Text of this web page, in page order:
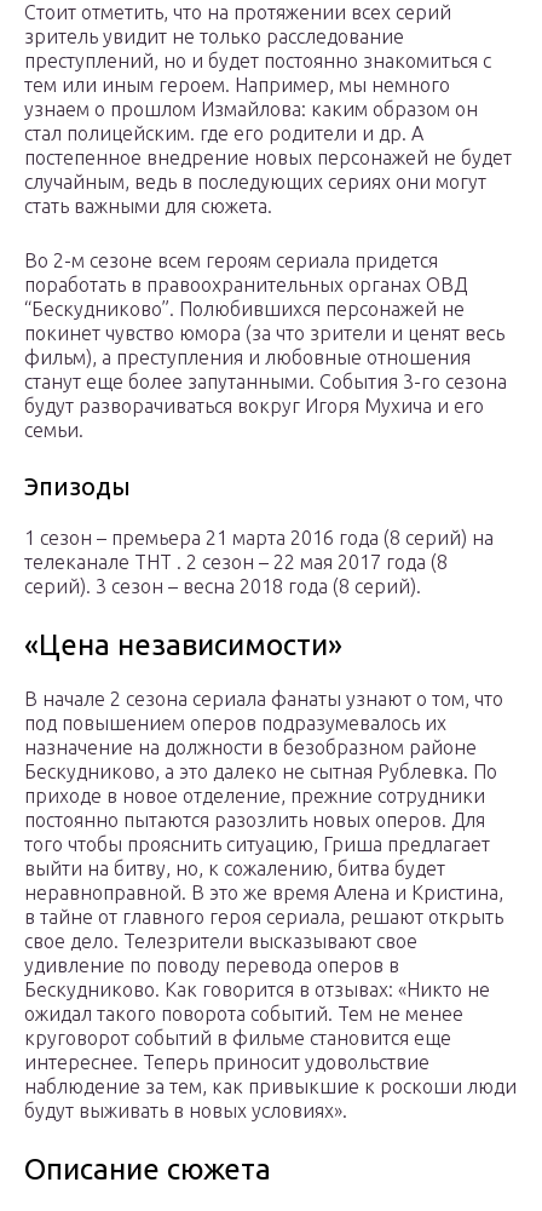
Стоит отметить, что на протяжении всех серий
зритель увидит не только расследование
преступлений, но и будет постоянно знакомиться с
тем или иным героем. Например, мы немного
узнаем о прошлом Измайлова: каким образом он
стал полицейским. где его родители и др. А
постепенное внедрение новых персонажей не будет
случайным, ведь в последующих сериях они могут
стать важными для сюжета.
Во 2-м сезоне всем героям сериала придется
поработать в правоохранительных органах ОВД
“Бескудниково”. Полюбившихся персонажей не
покинет чувство юмора (за что зрители и ценят весь
фильм), а преступления и любовные отношения
станут еще более запутанными. События 3-го сезона
будут разворачиваться вокруг Игоря Мухича и его
семьи.
Эпизоды
1 сезон – премьера 21 марта 2016 года (8 серий) на
телеканале ТНТ . 2 сезон – 22 мая 2017 года (8
серий). 3 сезон – весна 2018 года (8 серий).
«Цена независимости»
В начале 2 сезона сериала фанаты узнают о том, что
под повышением оперов подразумевалось их
назначение на должности в безобразном районе
Бескудниково, а это далеко не сытная Рублевка. По
приходе в новое отделение, прежние сотрудники
постоянно пытаются разозлить новых оперов. Для
того чтобы прояснить ситуацию, Гриша предлагает
выйти на битву, но, к сожалению, битва будет
неравноправной. В это же время Алена и Кристина,
в тайне от главного героя сериала, решают открыть
свое дело. Телезрители высказывают свое
удивление по поводу перевода оперов в
Бескудниково. Как говорится в отзывах: «Никто не
ожидал такого поворота событий. Тем не менее
круговорот событий в фильме становится еще
интереснее. Теперь приносит удовольствие
наблюдение за тем, как привыкшие к роскоши люди
будут выживать в новых условиях».
Описание сюжета